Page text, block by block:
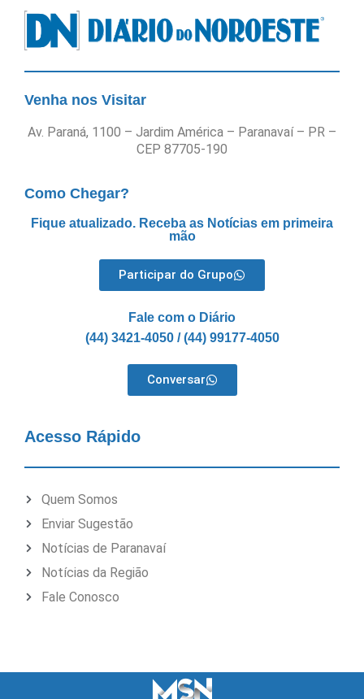
Venha nos Visitar
Av. Paraná, 1100 – Jardim América – Paranavaí – PR –
CEP 87705-190
Como Chegar?
Fique atualizado. Receba as Notícias em primeira
mão
Participar do Grupo
Fale com o Diário
(44) 3421-4050 / (44) 99177-4050
Conversar
Acesso Rápido
Quem Somos
Enviar Sugestão
Notícias de Paranavaí
Notícias da Região
Fale Conosco